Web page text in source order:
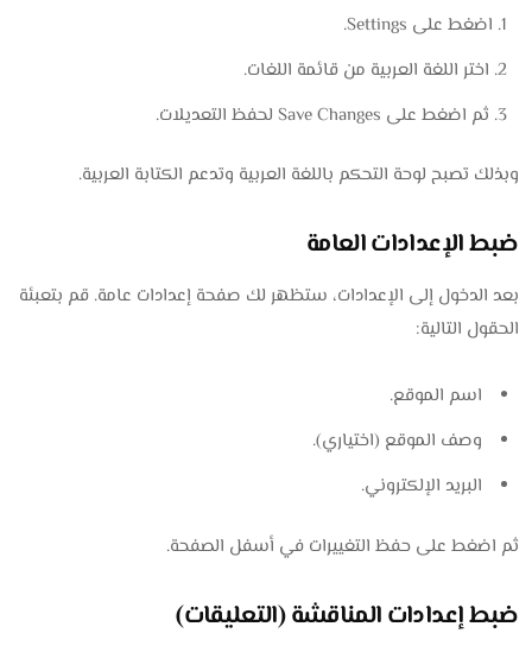
اضغط على Settings.
اختر اللغة العربية من قائمة اللغات.
ثم اضغط على Save Changes لحفظ التعديلات.
وبذلك تصبح لوحة التحكم باللغة العربية وتدعم الكتابة العربية.
ضبط الإعدادات العامة
بعد الدخول إلى الإعدادات، ستظهر لك صفحة إعدادات عامة. قم بتعبئة
الحقول التالية:
اسم الموقع.
وصف الموقع (اختياري).
البريد الإلكتروني.
ثم اضغط على حفظ التغييرات في أسفل الصفحة.
ضبط إعدادات المناقشة (التعليقات)